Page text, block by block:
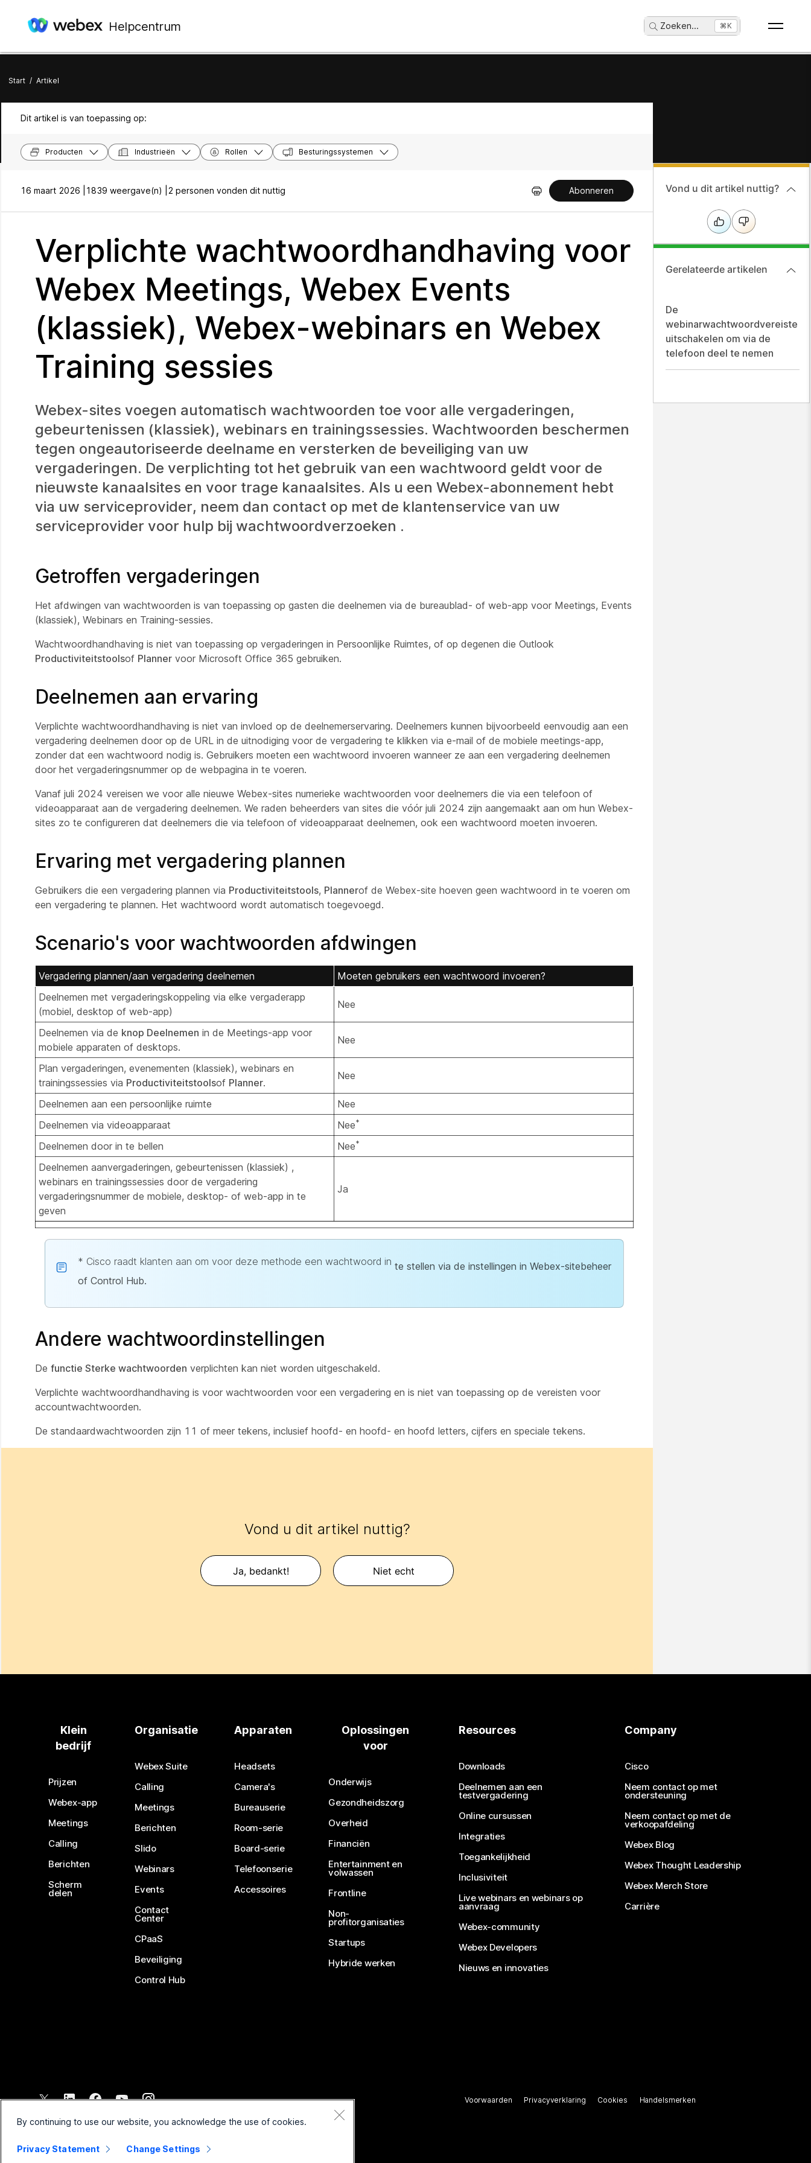
Helpcentrum Zoeken... ⌘K
Start / Artikel
Dit artikel is van toepassing op:
Producten Industrieën Rollen Besturingssystemen
16 maart 2026 | 1839 weergave(n) | 2 personen vonden dit nuttig Abonneren
Verplichte wachtwoordhandhaving voor
Webex Meetings, Webex Events
(klassiek), Webex-webinars en Webex
Training sessies
Webex-sites voegen automatisch wachtwoorden toe voor alle vergaderingen,
gebeurtenissen (klassiek), webinars en trainingssessies. Wachtwoorden beschermen
tegen ongeautoriseerde deelname en versterken de beveiliging van uw
vergaderingen. De verplichting tot het gebruik van een wachtwoord geldt voor de
nieuwste kanaalsites en voor trage kanaalsites. Als u een Webex-abonnement hebt
via uw serviceprovider, neem dan contact op met de klantenservice van uw
serviceprovider voor hulp bij wachtwoordverzoeken .
Getroffen vergaderingen
Het afdwingen van wachtwoorden is van toepassing op gasten die deelnemen via de bureaublad- of web-app voor Meetings, Events
(klassiek), Webinars en Training-sessies.
Wachtwoordhandhaving is niet van toepassing op vergaderingen in Persoonlijke Ruimtes, of op degenen die Outlook
Productiviteitstoolsof Planner voor Microsoft Office 365 gebruiken.
Deelnemen aan ervaring
Verplichte wachtwoordhandhaving is niet van invloed op de deelnemerservaring. Deelnemers kunnen bijvoorbeeld eenvoudig aan een
vergadering deelnemen door op de URL in de uitnodiging voor de vergadering te klikken via e-mail of de mobiele meetings-app,
zonder dat een wachtwoord nodig is. Gebruikers moeten een wachtwoord invoeren wanneer ze aan een vergadering deelnemen
door het vergaderingsnummer op de webpagina in te voeren.
Vanaf juli 2024 vereisen we voor alle nieuwe Webex-sites numerieke wachtwoorden voor deelnemers die via een telefoon of
videoapparaat aan de vergadering deelnemen. We raden beheerders van sites die vóór juli 2024 zijn aangemaakt aan om hun Webex-
sites zo te configureren dat deelnemers die via telefoon of videoapparaat deelnemen, ook een wachtwoord moeten invoeren.
Ervaring met vergadering plannen
Gebruikers die een vergadering plannen via Productiviteitstools, Plannerof de Webex-site hoeven geen wachtwoord in te voeren om
een vergadering te plannen. Het wachtwoord wordt automatisch toegevoegd.
Scenario's voor wachtwoorden afdwingen
Vergadering plannen/aan vergadering deelnemen
Moeten gebruikers een wachtwoord invoeren?
Deelnemen met vergaderingskoppeling via elke vergaderapp
(mobiel, desktop of web-app)
Nee
Deelnemen via de knop Deelnemen in de Meetings-app voor
mobiele apparaten of desktops.
Nee
Plan vergaderingen, evenementen (klassiek), webinars en
trainingssessies via Productiviteitstoolsof Planner.
Nee
Deelnemen aan een persoonlijke ruimte
Nee
Deelnemen via videoapparaat
Nee*
Deelnemen door in te bellen Nee*
Deelnemen aanvergaderingen, gebeurtenissen (klassiek) ,
webinars en trainingssessies door de vergadering
vergaderingsnummer de mobiele, desktop- of web-app in te
geven
Ja
* Cisco raadt klanten aan om voor deze methode een wachtwoord in te stellen via de instellingen in Webex-sitebeheer
of Control Hub.
Andere wachtwoordinstellingen
De functie Sterke wachtwoorden verplichten kan niet worden uitgeschakeld.
Verplichte wachtwoordhandhaving is voor wachtwoorden voor een vergadering en is niet van toepassing op de vereisten voor
accountwachtwoorden.
De standaardwachtwoorden zijn 11 of meer tekens, inclusief hoofd- en hoofd- en hoofd letters, cijfers en speciale tekens.
Vond u dit artikel nuttig?
Ja, bedankt! Niet echt
Vond u dit artikel nuttig?
Gerelateerde artikelen
De
webinarwachtwoordvereiste
uitschakelen om via de
telefoon deel te nemen
Klein
bedrijf
Prijzen
Webex-app
Meetings
Calling
Berichten
Scherm
delen
Organisatie
Webex Suite
Calling
Meetings
Berichten
Slido
Webinars
Events
Contact
Center
CPaaS
Beveiliging
Control Hub
Apparaten
Headsets
Camera's
Bureauserie
Room-serie
Board-serie
Telefoonserie
Accessoires
Oplossingen
voor
Onderwijs
Gezondheidszorg
Overheid
Financiën
Entertainment en
volwassen
Frontline
Non-
profitorganisaties
Startups
Hybride werken
Resources
Downloads
Deelnemen aan een
testvergadering
Online cursussen
Integraties
Toegankelijkheid
Inclusiviteit
Live webinars en webinars op
aanvraag
Webex-community
Webex Developers
Nieuws en innovaties
Company
Cisco
Neem contact op met
ondersteuning
Neem contact op met de
verkoopafdeling
Webex Blog
Webex Thought Leadership
Webex Merch Store
Carrière
2026 Cisco en/of de dochterondernemingen. Alle rechten voorbehouden.
Voorwaarden Privacyverklaring Cookies Handelsmerken
By continuing to use our website, you acknowledge the use of cookies.
Privacy Statement Change Settings